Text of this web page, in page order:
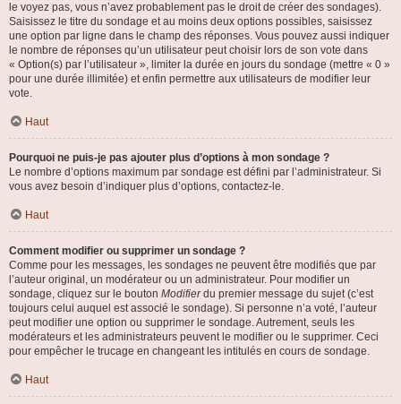
le voyez pas, vous n’avez probablement pas le droit de créer des sondages).
Saisissez le titre du sondage et au moins deux options possibles, saisissez
une option par ligne dans le champ des réponses. Vous pouvez aussi indiquer
le nombre de réponses qu’un utilisateur peut choisir lors de son vote dans
« Option(s) par l’utilisateur », limiter la durée en jours du sondage (mettre « 0 »
pour une durée illimitée) et enfin permettre aux utilisateurs de modifier leur
vote.
Haut
Pourquoi ne puis-je pas ajouter plus d’options à mon sondage ?
Le nombre d’options maximum par sondage est défini par l’administrateur. Si
vous avez besoin d’indiquer plus d’options, contactez-le.
Haut
Comment modifier ou supprimer un sondage ?
Comme pour les messages, les sondages ne peuvent être modifiés que par
l’auteur original, un modérateur ou un administrateur. Pour modifier un
sondage, cliquez sur le bouton Modifierdu premier message du sujet (c’est
toujours celui auquel est associé le sondage). Si personne n’a voté, l’auteur
peut modifier une option ou supprimer le sondage. Autrement, seuls les
modérateurs et les administrateurs peuvent le modifier ou le supprimer. Ceci
pour empêcher le trucage en changeant les intitulés en cours de sondage.
Haut